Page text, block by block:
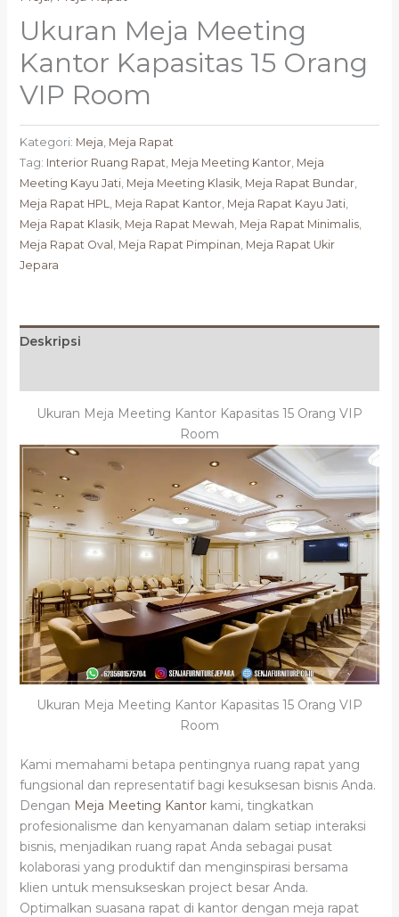
Ukuran Meja Meeting
Kantor Kapasitas 15 Orang
VIP Room
Kategori: Meja Meja Rapat
Tag: Interior Ruang Rapat Meja Meeting Kantor, Meja
Meeting Kayu Jati, Meja Meeting Klasik, Meja Rapat Bundar,
Meja Rapat HPL
Meja Rapat Kantor, Meja Rapat Kayu Jati,
Meja Rapat Klasik, Meja Rapat Mewah Meja Rapat Minimalis,
Meja Rapat Oval Meja Rapat Pimpinan Meja Rapat Ukir
Jepara
Deskripsi
Ukuran Meja Meeting Kantor Kapasitas 15 Orang VIP
Room
Ukuran Meja Meeting Kantor Kapasitas 15 Orang VIP
Room
Kami memahami betapa pentingnya ruang rapat yang
fungsional dan representatif bagi kesuksesan bisnis Anda.
Dengan Meja Meeting Kantorkami, tingkatkan
profesionalisme dan kenyamanan dalam setiap interaksi
bisnis, menjadikan ruang rapat Anda sebagai pusat
kolaborasi yang produktif dan menginspirasi bersama
klien untuk mensukseskan project besar Anda.
Optimalkan suasana rapat di kantor dengan meja rapat